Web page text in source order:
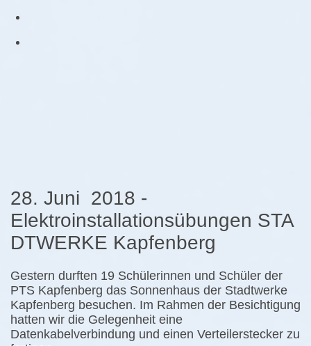
28. Juni 2018 -
Elektroinstallationsübungen STA
DTWERKE Kapfenberg
Gestern durften 19 Schülerinnen und Schüler der
PTS Kapfenberg das Sonnenhaus der Stadtwerke
Kapfenberg besuchen. Im Rahmen der Besichtigung
hatten wir die Gelegenheit eine
Datenkabelverbindung und einen Verteilerstecker zu